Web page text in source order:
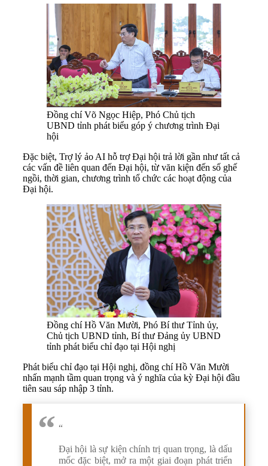
Đồng chí Võ Ngọc Hiệp, Phó Chủ tịch
UBND tỉnh phát biểu góp ý chương trình Đại
hội
Đặc biệt, Trợ lý ảo AI hỗ trợ Đại hội trả lời gần như tất cả
các vấn đề liên quan đến Đại hội, từ văn kiện đến số ghế
ngồi, thời gian, chương trình tổ chức các hoạt động của
Đại hội.
Đồng chí Hồ Văn Mười, Phó Bí thư Tỉnh ủy,
Chủ tịch UBND tỉnh, Bí thư Đảng ủy UBND
tỉnh phát biểu chỉ đạo tại Hội nghị
Phát biểu chỉ đạo tại Hội nghị, đồng chí Hồ Văn Mười
nhấn mạnh tầm quan trọng và ý nghĩa của kỳ Đại hội đầu
tiên sau sáp nhập 3 tỉnh.
“
Đại hội là sự kiện chính trị quan trọng, là dấu
mốc đặc biệt, mở ra một giai đoạn phát triển